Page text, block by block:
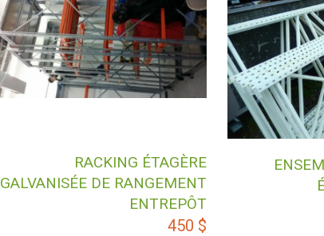
RACKING ÉTAGÈRE
GALVANISÉE DE RANGEMENT
ENTREPÔT
450 $